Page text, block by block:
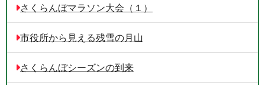
さくらんぼマラソン大会（１）
市役所から見える残雪の月山
さくらんぼシーズンの到来